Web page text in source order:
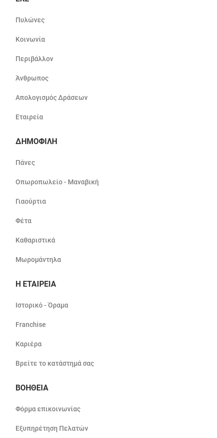
Πυλώνες
Κοινωνία
Περιβάλλον
Άνθρωπος
Απολογισμός Δράσεων
Εταιρεία
ΔΗΜΟΦΙΛΗ
Πάνες
Οπωροπωλείο - Μαναβική
Γιαούρτια
Φέτα
Καθαριστικά
Μωρομάντηλα
Η ΕΤΑΙΡΕΙΑ
Ιστορικό - Όραμα
Franchise
Καριέρα
Βρείτε το κατάστημά σας
ΒΟΗΘΕΙΑ
Φόρμα επικοινωνίας
Εξυπηρέτηση Πελατών